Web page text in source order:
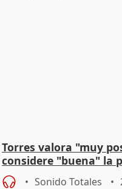
Torres valora "muy
considere "buena" la
Sonido Totales